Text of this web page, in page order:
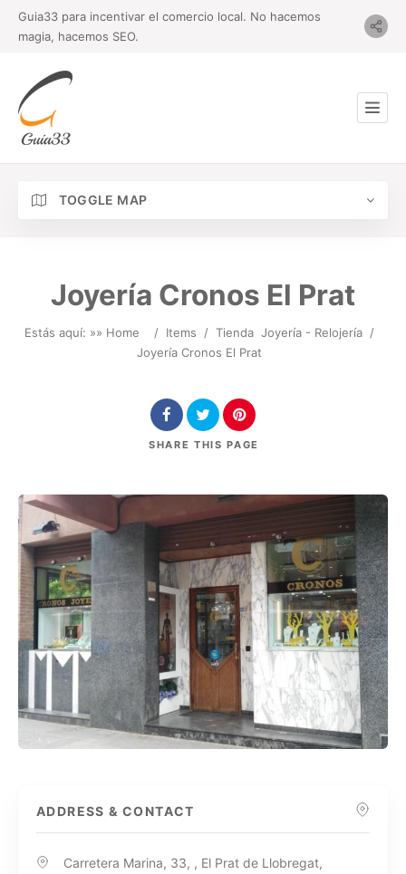
Guia33 para incentivar el comercio local. No hacemos
magia, hacemos SEO.
TOGGLE MAP
Joyería Cronos El Prat
Estás aquí: »» Home / Items / Tienda Joyería - Relojería /
Joyería Cronos El Prat
SHARE THIS PAGE
ADDRESS & CONTACT
Carretera Marina, 33, , El Prat de Llobregat,